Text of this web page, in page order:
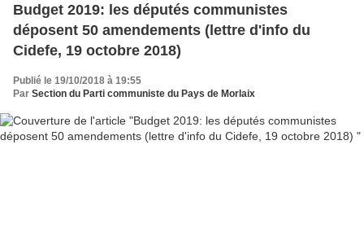
Budget 2019: les députés communistes
déposent 50 amendements (lettre d'info du
Cidefe, 19 octobre 2018)
Publié le 19/10/2018 à 19:55
Par Section du Parti communiste du Pays de Morlaix